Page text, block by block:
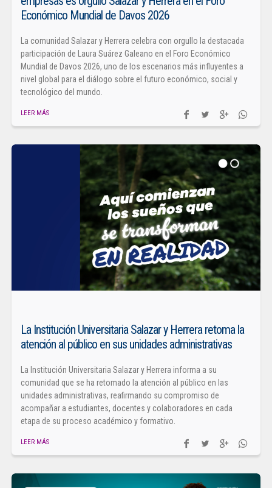
Económico Mundial de Davos 2026
La comunidad Salazar y Herrera celebra con orgullo la destacada
participación de Laura Suárez Galeano en el Foro Económico
Mundial de Davos 2026, uno de los escenarios más influyentes a
nivel global para el diálogo sobre el futuro económico, social y
tecnológico del mundo.
LEER MÁS
La Institución Universitaria Salazar y Herrera retoma la
atención al público en sus unidades administrativas
La Institución Universitaria Salazar y Herrera informa a su
comunidad que se ha retomado la atención al público en las
unidades administrativas, reafirmando su compromiso de
acompañar a estudiantes, docentes y colaboradores en cada
etapa de su proceso académico y formativo.
LEER MÁS